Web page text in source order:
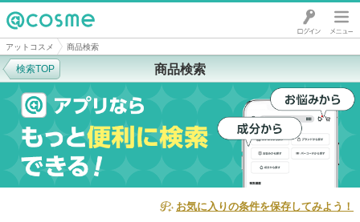
@cosme
アットコスメ 商品検索
商品検索
検索TOP
お気に入りの条件を保存してみよう！